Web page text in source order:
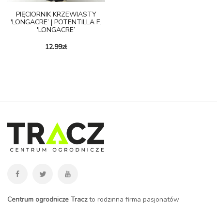
PIĘCIORNIK KRZEWIASTY
'LONGACRE’ | POTENTILLA F.
'LONGACRE’
12.99zł
Centrum ogrodnicze Traczto rodzinna firma pasjonatów